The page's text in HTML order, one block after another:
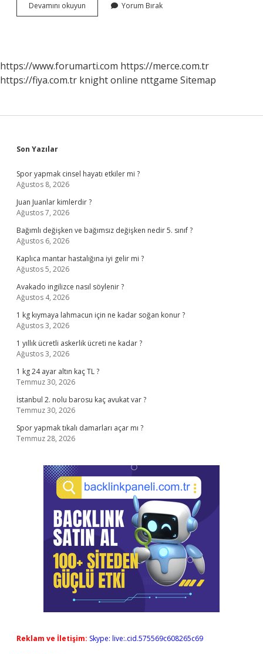
Devamını okuyun
Kişinin
Yorum Bırak
https://www.forumarti.com https://merce.com.tr
https://fiya.com.tr knight online nttgame Sitemap
Sidebar
Son Yazılar
Spor yapmak cinsel hayatı etkiler mi ?
Ağustos 8, 2026
Juan Juanlar kimlerdir ?
Ağustos 7, 2026
Bağımlı değişken ve bağımsız değişken nedir 5. sınıf ?
Ağustos 6, 2026
Kaplıca mantar hastalığına iyi gelir mi ?
Ağustos 5, 2026
Avakado ingilizce nasıl söylenir ?
Ağustos 4, 2026
1 kg kıymaya lahmacun için ne kadar soğan konur ?
Ağustos 3, 2026
1 yıllık ücretli askerlik ücreti ne kadar ?
Ağustos 3, 2026
1 kg 24 ayar altın kaç TL ?
Temmuz 30, 2026
İstanbul 2. nolu barosu kaç avukat var ?
Temmuz 30, 2026
Spor yapmak tıkalı damarları açar mı ?
Temmuz 28, 2026
Reklam ve İletişim: Skype: live:.cid.575569c608265c69